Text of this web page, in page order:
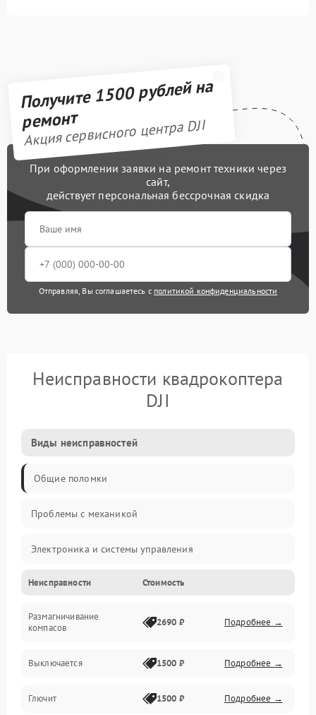
Получите 1500 рублей на
ремонт
Акция сервисного центра DJI
При оформлении заявки на ремонт техники через
сайт,
действует персональная бессрочная скидка
Отправляя, Вы соглашаетесь с политикой конфиденциальности
Неисправности квадрокоптера
DJI
Виды неисправностей
Общие поломки
Проблемы с механикой
Электроника и системы управления
Проблемы с сигналом
Двигатели и силовая установка
Неисправности Стоимость
Размагничивание
компасов
2690 ₽ Подробнее →
Выключается 1500 ₽ Подробнее →
Глючит 1500 ₽ Подробнее →